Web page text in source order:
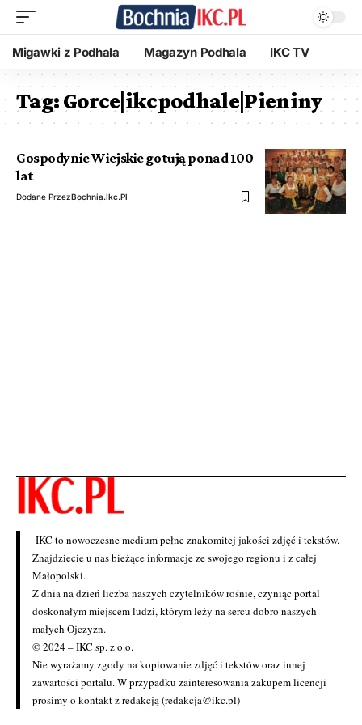
Migawki z Podhala Magazyn Podhala IKC TV
Tag:Gorce|ikcpodhale|Pieniny
Gospodynie Wiejskie gotują ponad 100
lat
Dodane PrzezBochnia.ikc.pl
IKC to nowoczesne medium pełne znakomitej jakości zdjęć i tekstów.
Znajdziecie u nas bieżące informacje ze swojego regionu i z całej
Małopolski.
Z dnia na dzień liczba naszych czytelników rośnie, czyniąc portal
doskonałym miejscem ludzi, którym leży na sercu dobro naszych
małych Ojczyzn.
© 2024 – IKC sp. z o.o.
Nie wyrażamy zgody na kopiowanie zdjęć i tekstów oraz innej
zawartości portalu. W przypadku zainteresowania zakupem licencji
prosimy o kontakt z redakcją (redakcja@ikc.pl)